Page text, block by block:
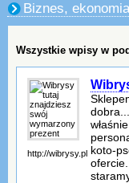
Biznes, ekonomia
Wszystkie wpisy w
http://wibrysy.pl koto-